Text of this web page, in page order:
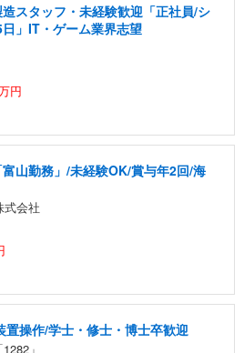
スタッフ・未経験歓迎「正社員/シ
」IT・ゲーム業界志望
円
山勤務」/未経験OK/賞与年2回/海
式会社
操作/学士・修士・博士卒歓迎
」